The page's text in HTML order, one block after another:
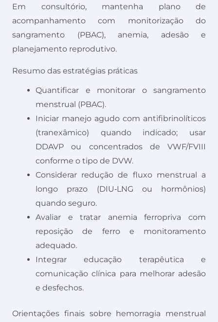
Em consultório, mantenha plano de
acompanhamento com monitorização do
sangramento (PBAC), anemia, adesão e
planejamento reprodutivo.
Resumo das estratégias práticas
Quantificar e monitorar o sangramento
menstrual (PBAC).
Iniciar manejo agudo com antifibrinolíticos
(tranexâmico) quando indicado; usar
DDAVP ou concentrados de VWF/FVIII
conforme o tipo de DVW.
Considerar redução de fluxo menstrual a
longo prazo (DIU‑LNG ou hormônios)
quando seguro.
Avaliar e tratar anemia ferropriva com
reposição de ferro e monitoramento
adequado.
Integrar educação terapêutica e
comunicação clínica para melhorar adesão
e desfechos.
Orientações finais sobre hemorragia menstrual